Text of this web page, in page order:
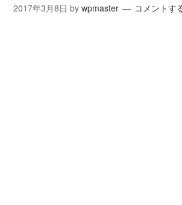
2017年3月8日 bywpmaster コメントす